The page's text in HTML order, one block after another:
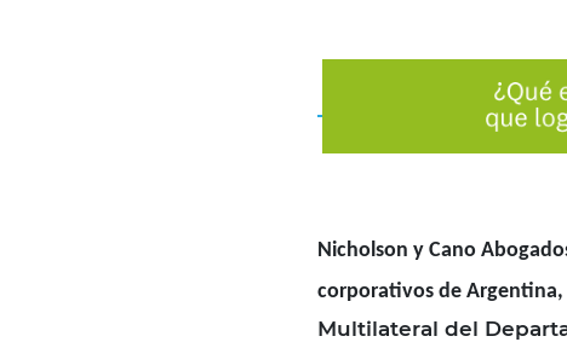
Nicholson y Cano
corporativos de Argentina,
Multilateral del